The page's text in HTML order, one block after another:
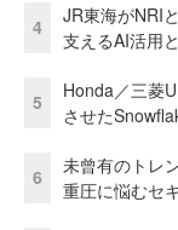
4
JR東海がNRI
支えるAI活用
5
Honda／三菱
させた
6
未曾有のトレ
重圧に悩むセ